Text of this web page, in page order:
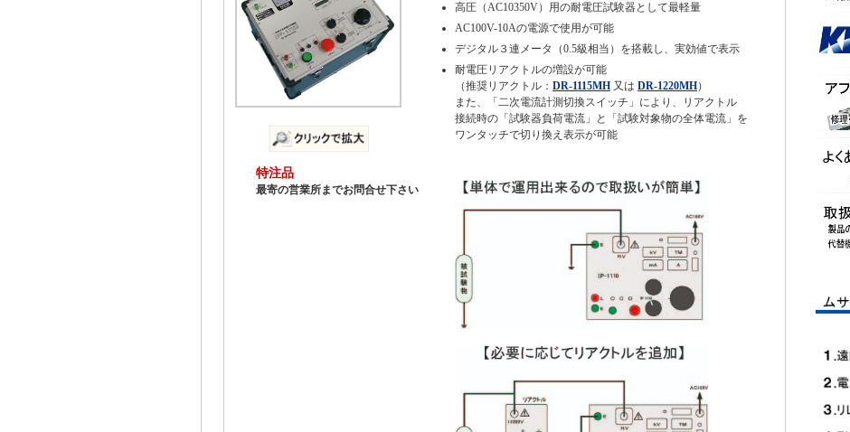
特注品
最寄の営業所までお問合せ下さい
高圧（AC10350V）用の耐電圧試験器として最軽量
AC100V-10Aの電源で使用が可能
デジタル３連メータ（0.5級相当）を搭載し、実効値で表示
耐電圧リアクトルの増設が可能
（推奨リアクトル： DR-1115MH 又は DR-1220MH）
また、「二次電流計測切換スイッチ」により、リアクトル
接続時の「試験器負荷電流」と「試験対象物の全体電流」を
ワンタッチで切り換え表示が可能